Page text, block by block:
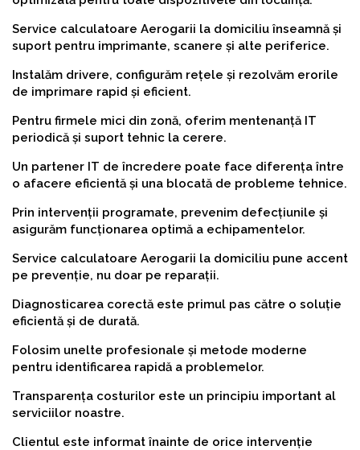
Service calculatoare Aerogarii la domiciliu înseamnă și
suport pentru imprimante, scanere și alte periferice.
Instalăm drivere, configurăm rețele și rezolvăm erorile
de imprimare rapid și eficient.
Pentru firmele mici din zonă, oferim mentenanță IT
periodică și suport tehnic la cerere.
Un partener IT de încredere poate face diferența între
o afacere eficientă și una blocată de probleme tehnice.
Prin intervenții programate, prevenim defecțiunile și
asigurăm funcționarea optimă a echipamentelor.
Service calculatoare Aerogarii la domiciliu pune accent
pe prevenție, nu doar pe reparații.
Diagnosticarea corectă este primul pas către o soluție
eficientă și de durată.
Folosim unelte profesionale și metode moderne
pentru identificarea rapidă a problemelor.
Transparența costurilor este un principiu important al
serviciilor noastre.
Clientul este informat înainte de orice intervenție